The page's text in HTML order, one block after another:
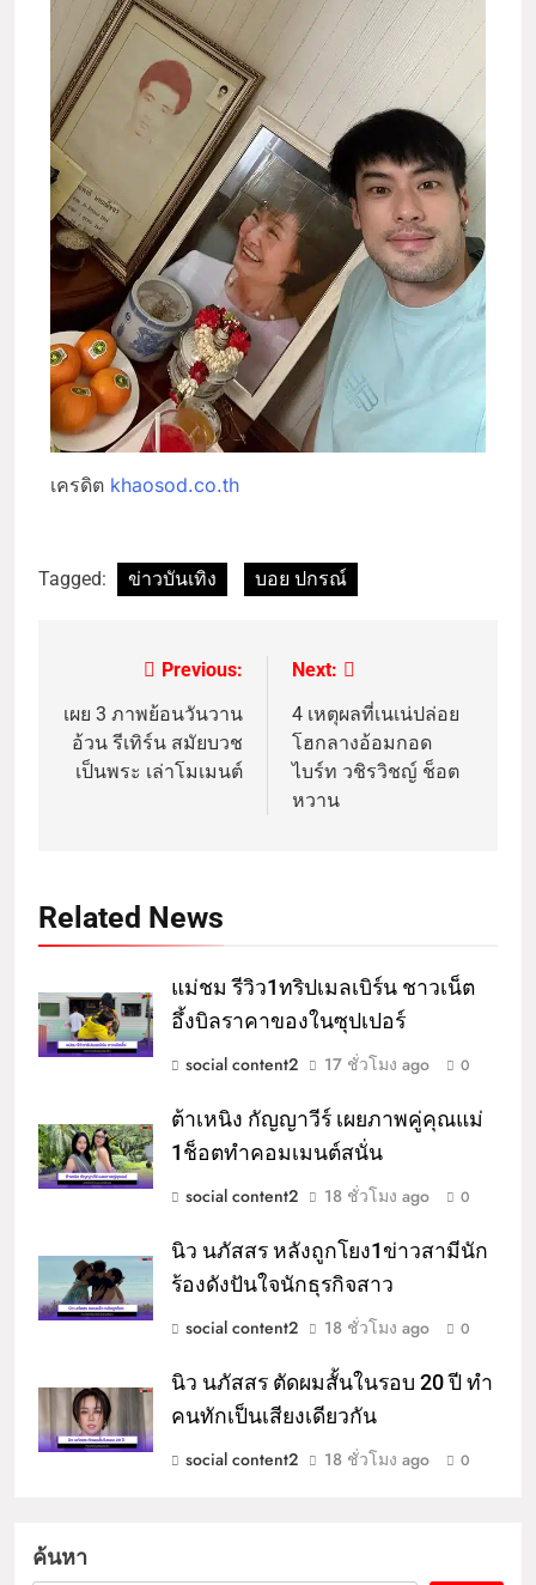
เครดิต khaosod.co.th
Tagged: ข่าวบันเทิง บอย ปกรณ์
Previous:
เผย 3 ภาพย้อนวันวาน
อ้วน รีเทิร์น สมัยบวช
เป็นพระ เล่าโมเมนต์
Next:
4 เหตุผลที่เนเน่ปล่อย
โฮกลางอ้อมกอด
ไบร์ท วชิรวิชญ์ ช็อต
หวาน
Related News
แม่ชม รีวิว1ทริปเมลเบิร์น ชาวเน็ต
อึ้งบิลราคาของในซุปเปอร์
social content2
17 ชั่วโมง ago 0
ต้าเหนิง กัญญาวีร์ เผยภาพคู่คุณแม่
1ช็อตทำคอมเมนต์สนั่น
social content2
18 ชั่วโมง ago 0
นิว นภัสสร หลังถูกโยง1ข่าวสามีนัก
ร้องดังปันใจนักธุรกิจสาว
social content2
18 ชั่วโมง ago 0
นิว นภัสสร ตัดผมสั้นในรอบ 20 ปี ทำ
คนทักเป็นเสียงเดียวกัน
social content2
18 ชั่วโมง ago 0
ค้นหา